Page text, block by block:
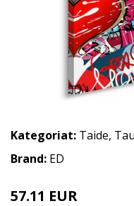
Kategoriat: Taide,
Brand: ED
57.11 EUR